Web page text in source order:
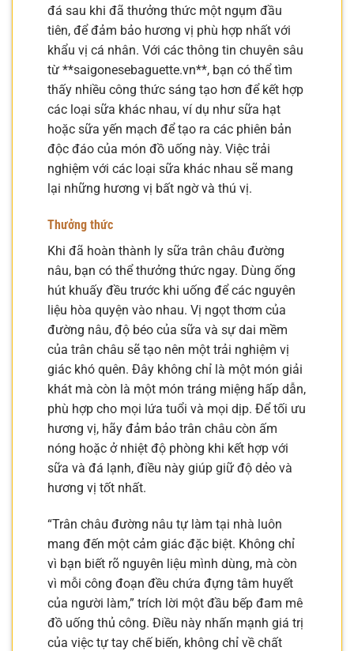
đá sau khi đã thưởng thức một ngụm đầu
tiên, để đảm bảo hương vị phù hợp nhất với
khẩu vị cá nhân. Với các thông tin chuyên sâu
từ **saigonesebaguette.vn**, bạn có thể tìm
thấy nhiều công thức sáng tạo hơn để kết hợp
các loại sữa khác nhau, ví dụ như sữa hạt
hoặc sữa yến mạch để tạo ra các phiên bản
độc đáo của món đồ uống này. Việc trải
nghiệm với các loại sữa khác nhau sẽ mang
lại những hương vị bất ngờ và thú vị.
Thưởng thức
Khi đã hoàn thành ly sữa trân châu đường
nâu, bạn có thể thưởng thức ngay. Dùng ống
hút khuấy đều trước khi uống để các nguyên
liệu hòa quyện vào nhau. Vị ngọt thơm của
đường nâu, độ béo của sữa và sự dai mềm
của trân châu sẽ tạo nên một trải nghiệm vị
giác khó quên. Đây không chỉ là một món giải
khát mà còn là một món tráng miệng hấp dẫn,
phù hợp cho mọi lứa tuổi và mọi dịp. Để tối ưu
hương vị, hãy đảm bảo trân châu còn ấm
nóng hoặc ở nhiệt độ phòng khi kết hợp với
sữa và đá lạnh, điều này giúp giữ độ dẻo và
hương vị tốt nhất.
“Trân châu đường nâu tự làm tại nhà luôn
mang đến một cảm giác đặc biệt. Không chỉ
vì bạn biết rõ nguyên liệu mình dùng, mà còn
vì mỗi công đoạn đều chứa đựng tâm huyết
của người làm,” trích lời một đầu bếp đam mê
đồ uống thủ công. Điều này nhấn mạnh giá trị
của việc tự tay chế biến, không chỉ về chất